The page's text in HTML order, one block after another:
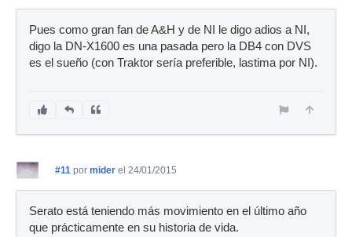
Pues como gran fan de A&H y de NI le digo adios a NI,
digo la DN-X1600 es una pasada pero la DB4 con DVS
es el sueño (con Traktor sería preferible, lastima por NI).
#11 por mider el 24/01/2015
Serato está teniendo más movimiento en el último año
que prácticamente en su historia de vida.